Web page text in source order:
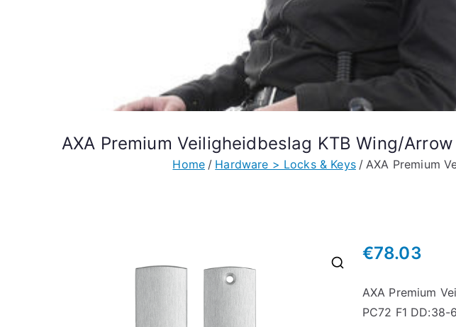
AXA Premium Veiligheidbeslag KTB Wing/
Home Hardware > Locks & Keys AXA Premium
€78.03
AXA Premium
PC72 F1